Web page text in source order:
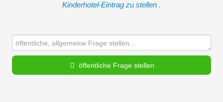
Kinderhotel-Eintrag zu stellen .
öffentliche Frage stellen